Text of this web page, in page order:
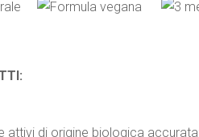
attivi di origine biologica